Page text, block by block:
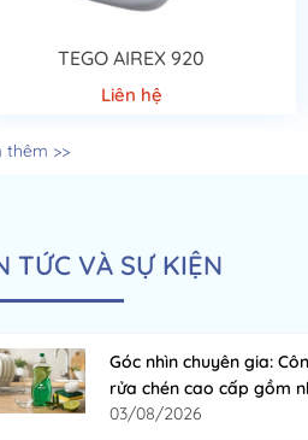
TEGO AIREX 920
Liên hệ
thêm >>
TỨC VÀ SỰ KIỆN
Góc nhìn chuyên gia:
rửa chén cao cấp gồm
03/08/2026